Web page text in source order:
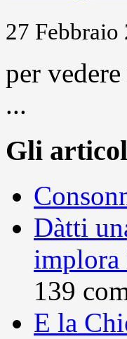
27 Febbraio
per
...
Gli
Dàtti
implora
139
E la